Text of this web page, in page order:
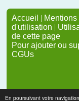
En poursuivant votre
Accueil |
d'utilisation |
de cette page
Pour ajouter ou
CGUs